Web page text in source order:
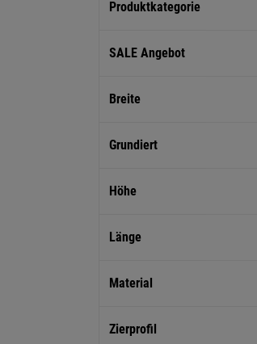
Produktkategorie
SALE Angebot
Breite
Grundiert
Höhe
Länge
Material
Zierprofil